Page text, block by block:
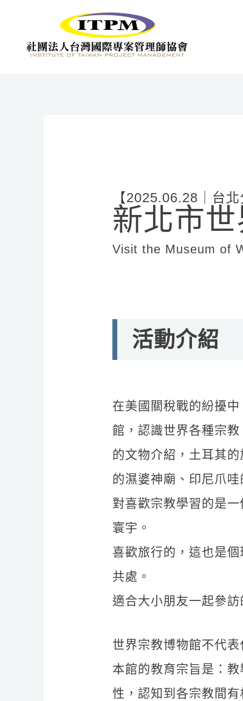
【2025.06.28｜台北
新北市
Visit the Museum of
活動介紹
在美國關稅戰的紛擾
館，認識世界各種宗
的文物介紹，土耳其
的濕婆神廟、印尼爪
對喜歡宗教學習的是
寰宇。
喜歡旅行的，這也是
共處。
適合大小朋友一起參訪
世界宗教博物館不代
本館的教育宗旨是：
性，認知到各宗教間